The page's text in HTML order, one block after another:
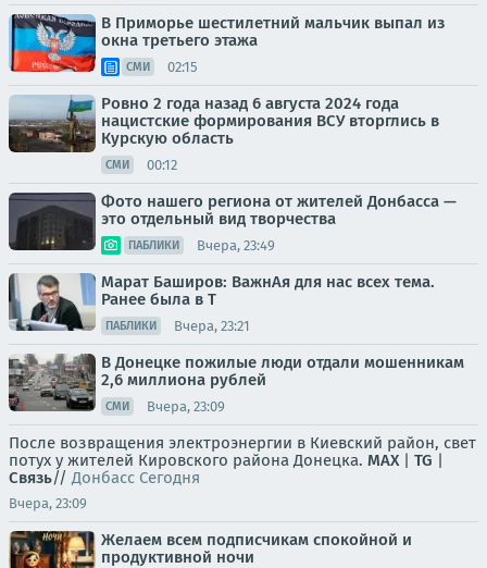
В Приморье шестилетний мальчик выпал из
окна третьего этажа
СМИ 02:15
Ровно 2 года назад 6 августа 2024 года
нацистские формирования ВСУ вторглись в
Курскую область
СМИ 00:12
Фото нашего региона от жителей Донбасса —
это отдельный вид творчества
ПАБЛИКИ Вчера, 23:49
Марат Баширов: ВажнАя для нас всех тема.
Ранее была в Т
ПАБЛИКИ Вчера, 23:21
В Донецке пожилые люди отдали мошенникам
2,6 миллиона рублей
СМИ Вчера, 23:09
После возвращения электроэнергии в Киевский район, свет
потух у жителей Кировского района Донецка. MAX| TG |
Связь// Донбасс Сегодня
Вчера, 23:09
Желаем всем подписчикам спокойной и
продуктивной ночи